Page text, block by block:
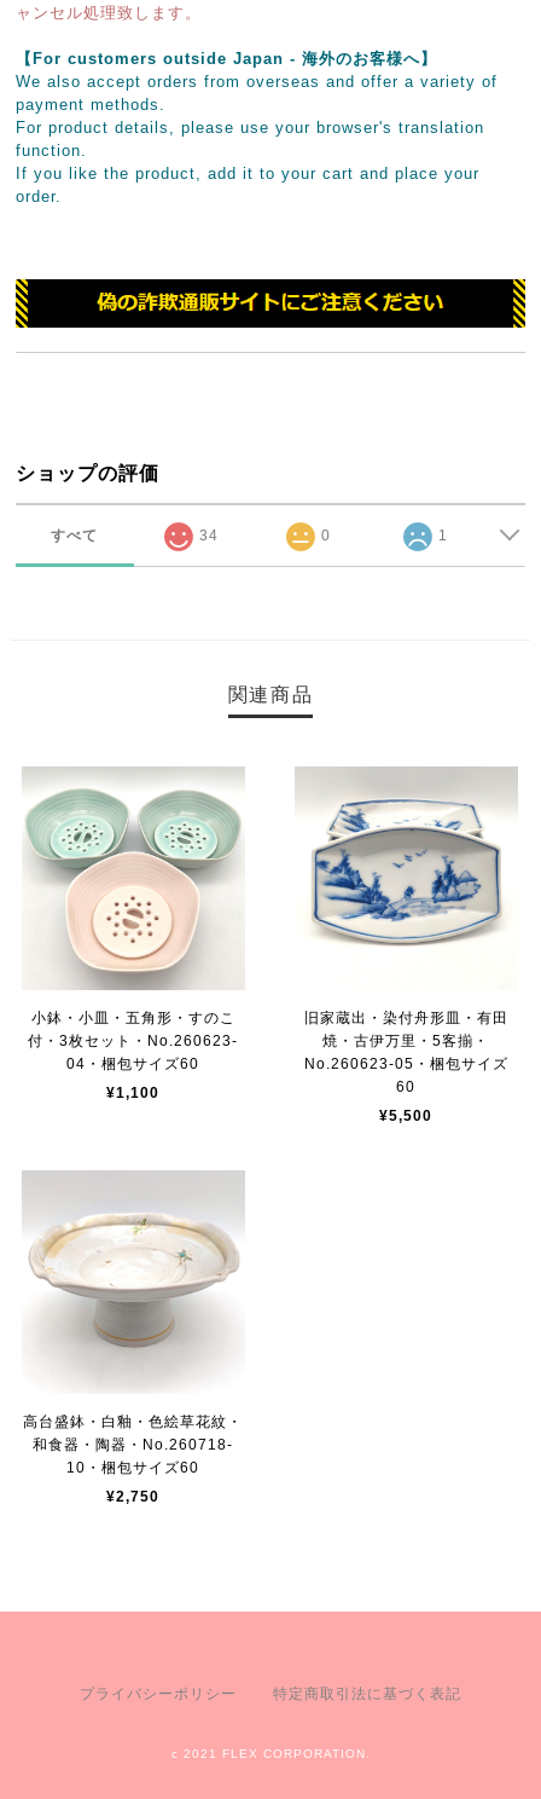
ャンセル処理致します。
【For customers outside Japan - 海外のお客様へ】
We also accept orders from overseas and offer a variety of
payment methods.
For product details, please use your browser's translation
function.
If you like the product, add it to your cart and place your
order.
ショップの評価
すべて 34 0 1
関連商品
小鉢・小皿・五角形・すのこ
付・3枚セット・No.260623-
04・梱包サイズ60
¥1,100
旧家蔵出・染付舟形皿・有田
焼・古伊万里・5客揃・
No.260623-05・梱包サイズ
60
¥5,500
高台盛鉢・白釉・色絵草花紋・
和食器・陶器・No.260718-
10・梱包サイズ60
¥2,750
プライバシーポリシー 特定商取引法に基づく表記
c 2021 FLEX CORPORATION.